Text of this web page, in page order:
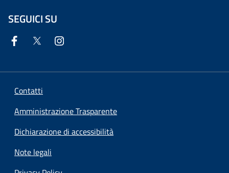
SEGUICI SU
Contatti
Amministrazione Trasparente
Dichiarazione di accessibilità
Note legali